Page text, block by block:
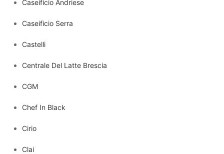
Caseificio Andriese
Caseificio Serra
Castelli
Centrale Del Latte Brescia
CGM
Chef In Black
Cirio
Clai